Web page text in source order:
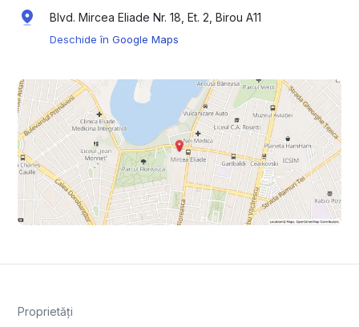
Blvd. Mircea Eliade Nr. 18, Et. 2, Birou A11
Deschide în Google Maps
Proprietăți